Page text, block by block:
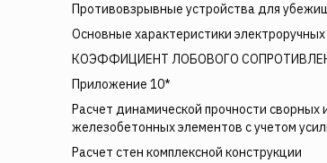
Противовзрывные устройства для
Основные характеристики
КОЭФФИЦИЕНТ ЛОБОВОГО
Приложение 10*
Расчет динамической прочности сворных
железобетонных элементов с учетом
Расчет стен комплексной конструкции